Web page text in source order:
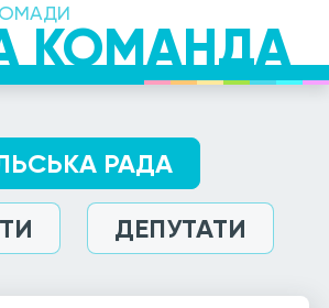
КОМАНДА
РАДА
ДЕПУТАТИ